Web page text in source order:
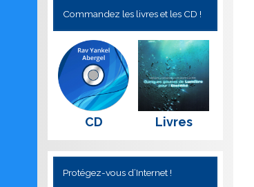
Commandez les livres et les CD !
CD Livres
Protégez-vous d’Internet !